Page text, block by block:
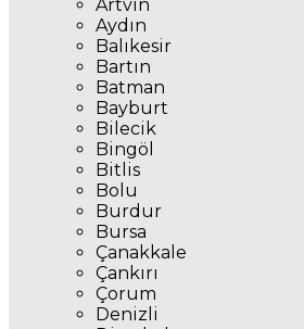
Artvin
Aydın
Balıkesir
Bartın
Batman
Bayburt
Bilecik
Bingöl
Bitlis
Bolu
Burdur
Bursa
Çanakkale
Çankırı
Çorum
Denizli